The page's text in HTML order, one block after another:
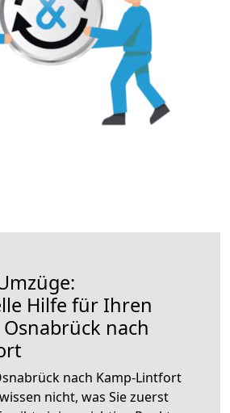
Hilfe für Ihren
nach
nach Kamp-Lintfort
nicht, was Sie zuerst